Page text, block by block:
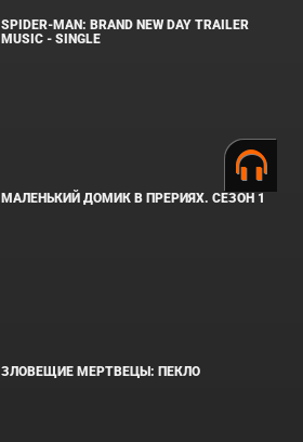
SPIDER-MAN: BRAND NEW DAY TRAILER
MUSIC - SINGLE
МАЛЕНЬКИЙ ДОМИК В ПРЕРИЯХ. СЕЗОН 1
ЗЛОВЕЩИЕ МЕРТВЕЦЫ: ПЕКЛО